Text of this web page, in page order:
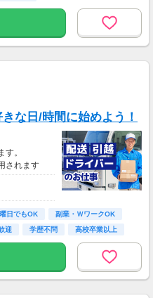
な日/時間に始めよう！
。
されます
日でもOK
副業・ＷワークOK
迎 学歴不問 高校卒業以上